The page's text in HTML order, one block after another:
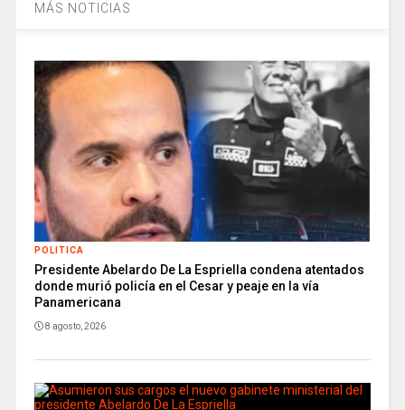
MÁS NOTICIAS
POLITICA
Presidente Abelardo De La Espriella condena atentados
donde murió policía en el Cesar y peaje en la vía
Panamericana
8 agosto, 2026